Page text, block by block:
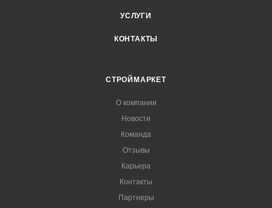
УСЛУГИ
КОНТАКТЫ
СТРОЙМАРКЕТ
О компании
Новости
Команда
Отзывы
Карьера
Контакты
Партнеры